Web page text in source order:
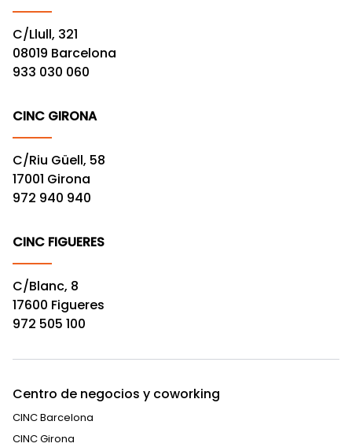
C/Llull, 321
08019 Barcelona
933 030 060
CINC GIRONA
C/Riu Güell, 58
17001 Girona
972 940 940
CINC FIGUERES
C/Blanc, 8
17600 Figueres
972 505 100
Centro de negocios y coworking
CINC Barcelona
CINC Girona